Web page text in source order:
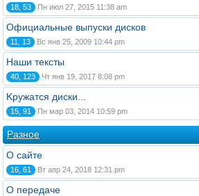
18, 53 Пн июл 27, 2015 11:38 am
Официальные выпуски дисков
11, 13 Вс янв 25, 2009 10:44 pm
Наши тексты
40, 123 Чт янв 19, 2017 8:08 pm
Kружатся диски...
15, 91 Пн мар 03, 2014 10:59 pm
Разное
О сайте
16, 61 Вт апр 24, 2018 12:31 pm
О передаче